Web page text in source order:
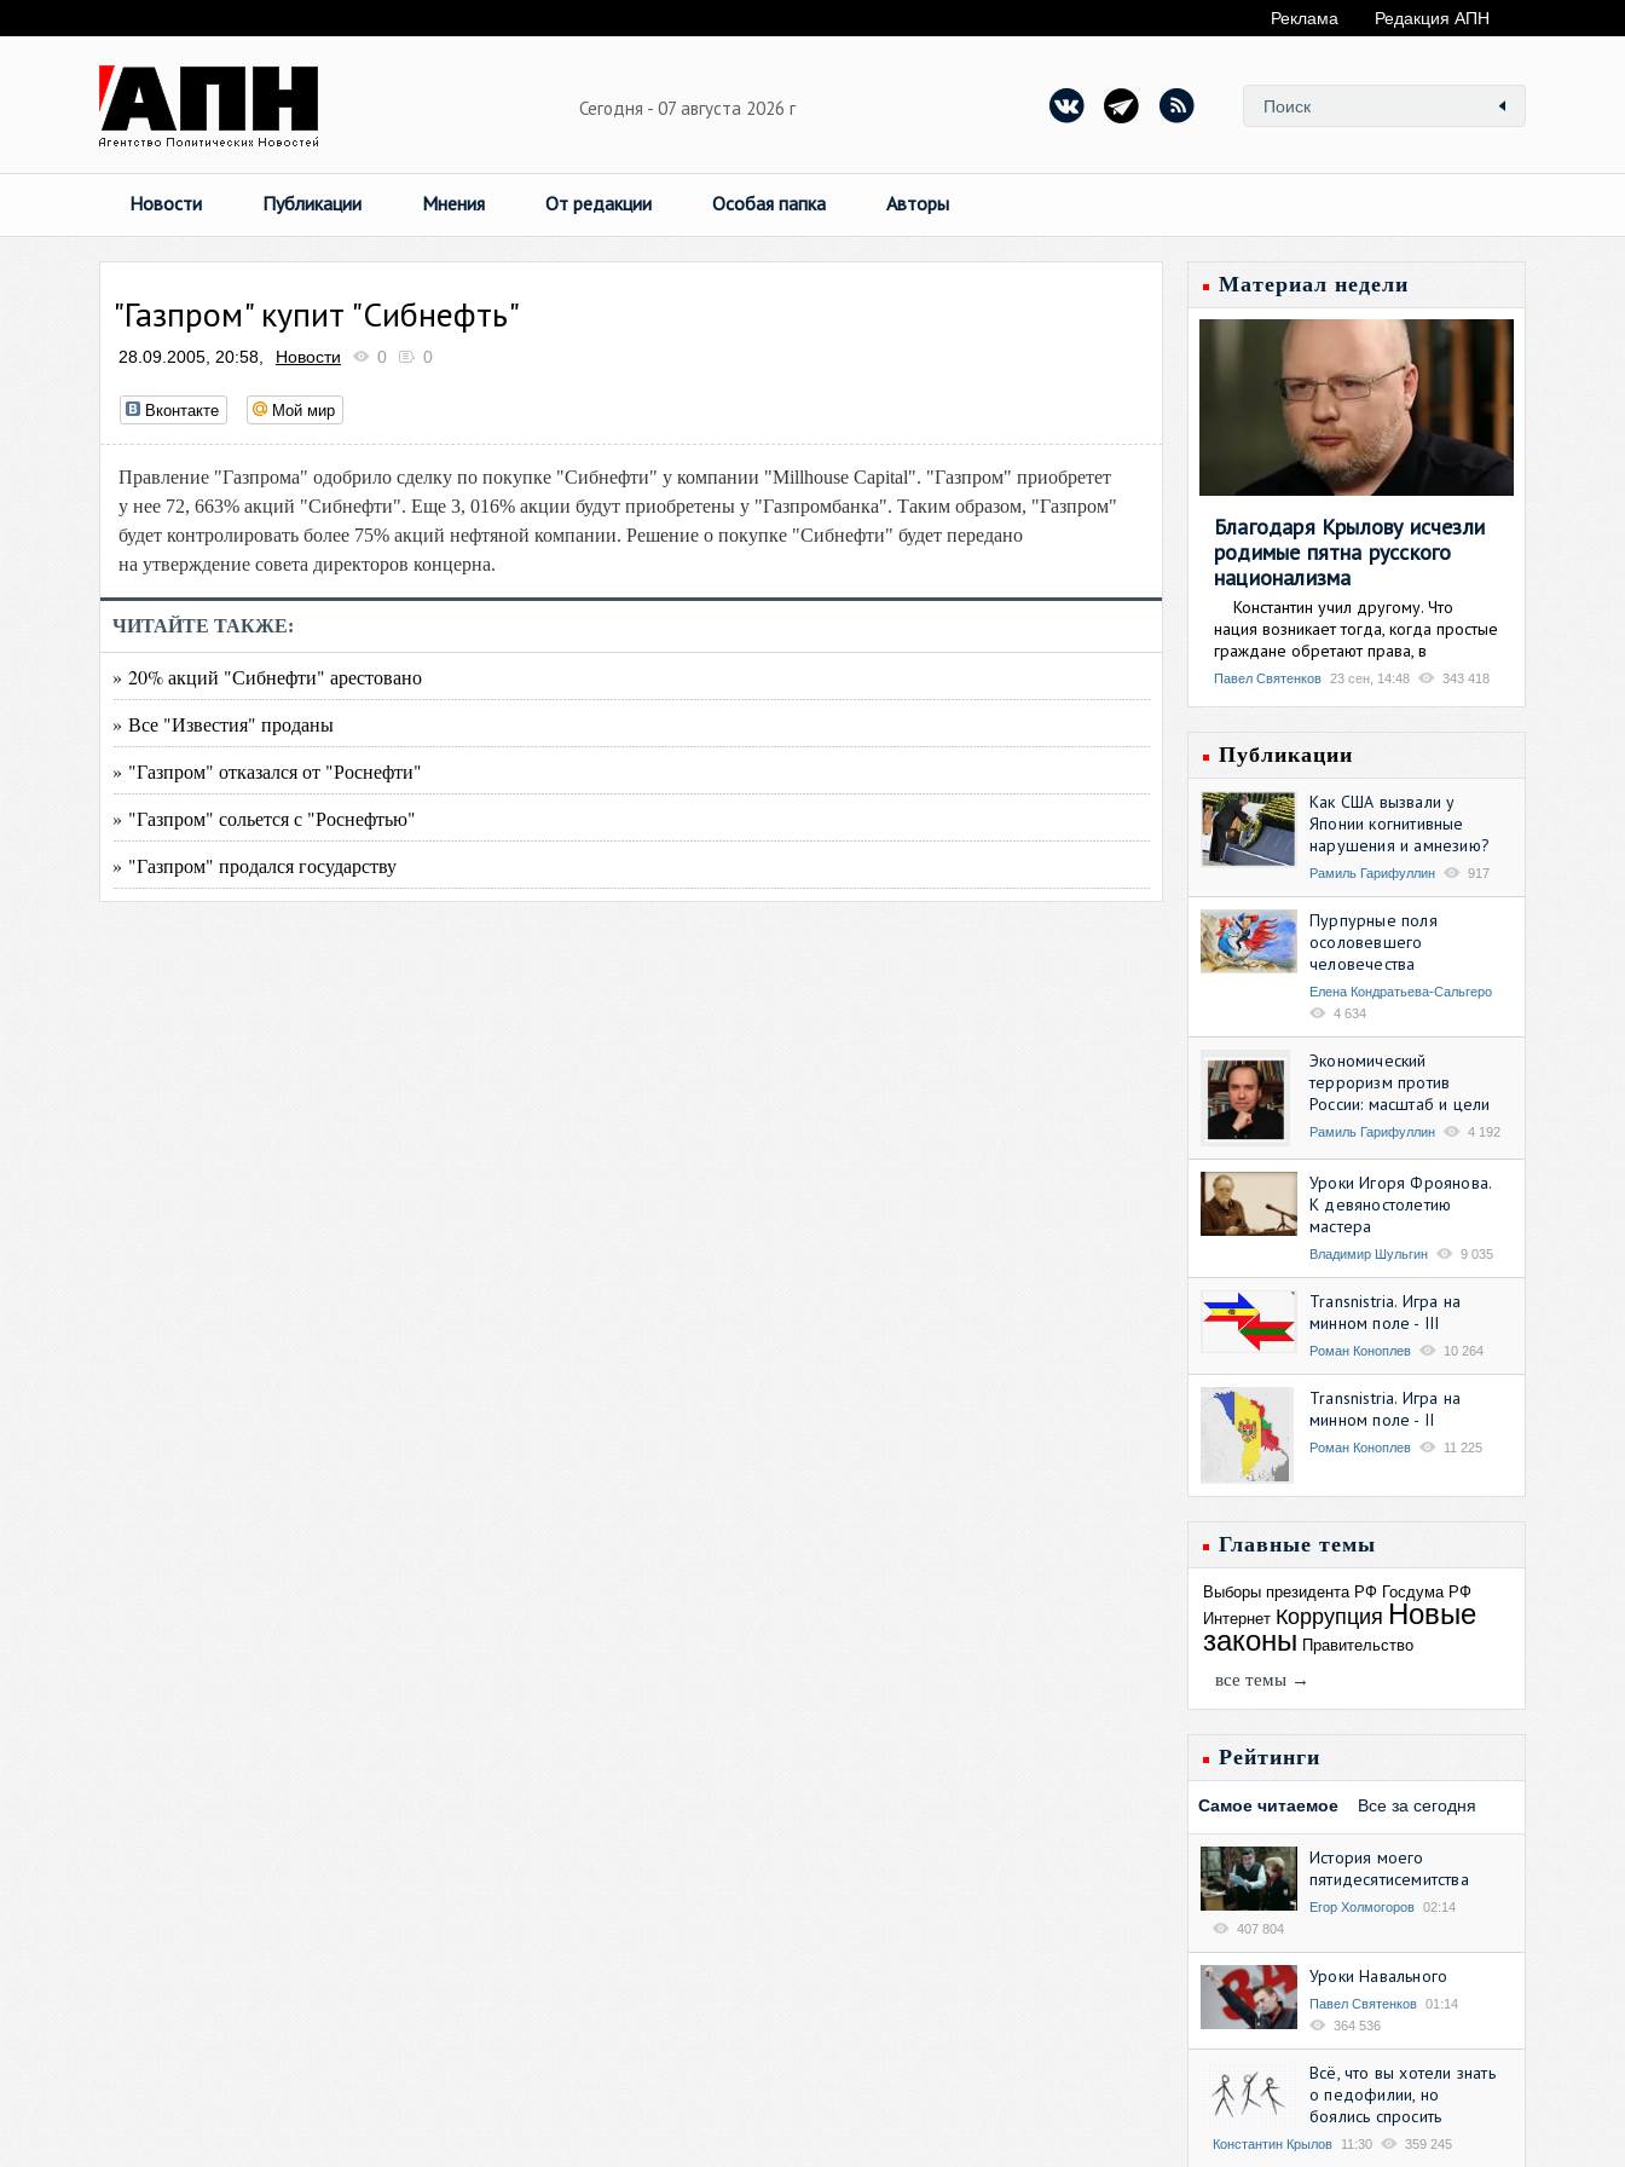
Реклама Редакция АПН
Сегодня - 07 августа 2026 г
Новости Публикации Мнения От редакции Особая папка Авторы
"Газпром" купит "Сибнефть"
28.09.2005, 20:58, Новости 0 0
Вконтакте Мой мир
Правление "Газпрома" одобрило сделку по покупке "Сибнефти" у компании "Millhouse Capital". "Газпром" приобретет
у нее 72, 663% акций "Сибнефти". Еще 3, 016% акции будут приобретены у "Газпромбанка". Таким образом, "Газпром"
будет контролировать более 75% акций нефтяной компании. Решение о покупке "Сибнефти" будет передано
на утверждение совета директоров концерна.
ЧИТАЙТЕ ТАКЖЕ:
» 20% акций "Сибнефти" арестовано
» Все "Известия" проданы
» "Газпром" отказался от "Роснефти"
» "Газпром" сольется с "Роснефтью"
» "Газпром" продался государству
Материал недели
Благодаря Крылову исчезли
родимые пятна русского
национализма
Константин учил другому. Что
нация возникает тогда, когда простые
граждане обретают права, в
Павел Святенков 23 сен, 14:48 343 418
Публикации
Как США вызвали у
Японии когнитивные
нарушения и амнезию?
Рамиль Гарифуллин 917
Пурпурные поля
осоловевшего
человечества
Елена Кондратьева-Сальгеро
4 634
Экономический
терроризм против
России: масштаб и цели
Рамиль Гарифуллин 4 192
Уроки Игоря Фроянова.
К девяностолетию
мастера
Владимир Шульгин 9 035
Transnistria. Игра на
минном поле - III
Роман Коноплев 10 264
Transnistria. Игра на
минном поле - II
Роман Коноплев 11 225
Главные темы
Выборы президента РФ Госдума РФ
Интернет Коррупция Новые
законы Правительство
все темы →
Рейтинги
Самое читаемое Все за сегодня
История моего
пятидесятисемитства
Егор Холмогоров 02:14
407 804
Уроки Навального
Павел Святенков 01:14
364 536
Всё, что вы хотели знать
о педофилии, но
боялись спросить
Константин Крылов 11:30 359 245